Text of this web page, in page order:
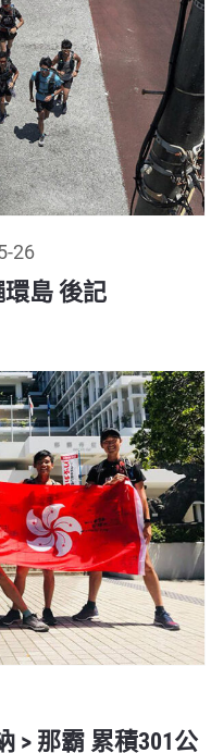
26
環島 後記
> 那霸 累積301公